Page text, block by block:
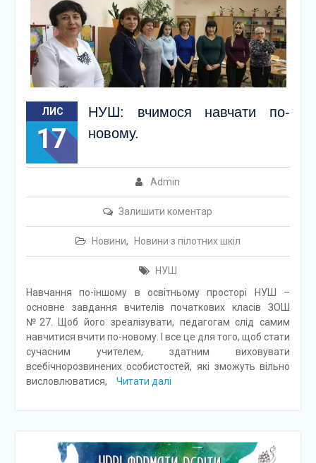
ЛИС
17
НУШ: вчимося навчати по-
новому.
Admin
Залишити коментар
Новини, Новини з пілотних шкіл
НУШ
Навчання по-іншому в освітньому просторі НУШ –
основне завдання вчителів початкових класів ЗОШ
№27. Щоб його зреалізувати, педагогам слід самим
навчитися вчити по-новому. І все це для того, щоб стати
сучасним учителем, здатним виховувати
всебічнорозвинених особистостей, які зможуть вільно
висловлюватися,
Читати далі